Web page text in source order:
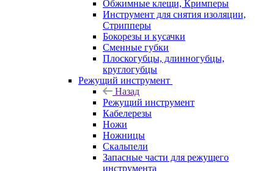
Обжимные клещи, Кримперы
Инструмент для снятия изоляции,
Стрипперы
Бокорезы и кусачки
Сменные губки
Плоскогубцы, длинногубцы,
круглогубцы
Режущий инструмент
Назад
Режущий инструмент
Кабелерезы
Ножи
Ножницы
Скальпели
Запасные части для режущего
инструмента